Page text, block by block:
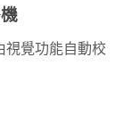
視覺功能自動校